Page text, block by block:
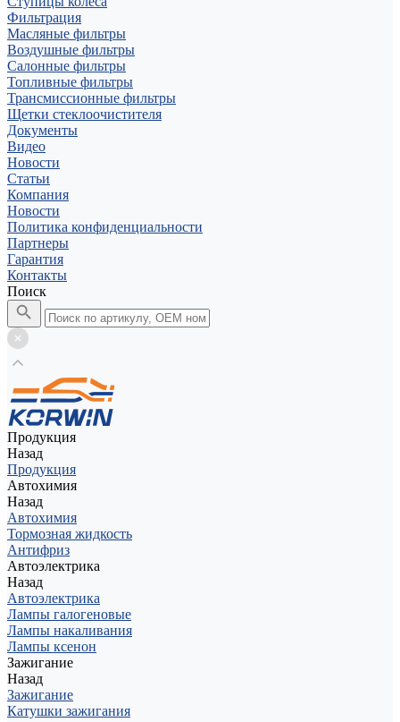
Фильтрация
Масляные фильтры
Воздушные фильтры
Салонные фильтры
Топливные фильтры
Трансмиссионные фильтры
Щетки стеклоочистителя
Документы
Видео
Новости
Статьи
Компания
Новости
Политика конфиденциальности
Партнеры
Гарантия
Контакты
Поиск
Продукция
Назад
Продукция
Автохимия
Назад
Автохимия
Тормозная жидкость
Антифриз
Автоэлектрика
Назад
Автоэлектрика
Лампы галогеновые
Лампы накаливания
Лампы ксенон
Зажигание
Назад
Зажигание
Катушки зажигания